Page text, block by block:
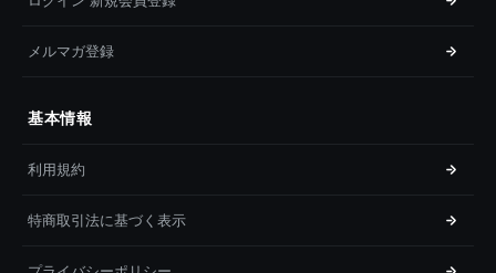
メルマガ登録
基本情報
利用規約
特商取引法に基づく表示